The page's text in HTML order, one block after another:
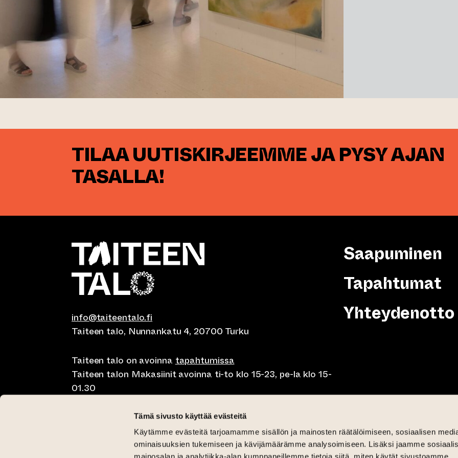
Tämä sivusto käyttää evästeitä
Käytämme evästeitä tarjoamamme sisällön ja mainosten räätälöimiseen, sosiaalisen
ominaisuuksien tukemiseen ja kävijämäärämme analysoimiseen. Lisäksi jaamme
TILAA UUTISKIRJEEMME JA PYSY AJAN
TASALLA!
info@taiteentalo.fi
Taiteen talo, Nunnankatu 4, 20700 Turku
Taiteen talo on avoinna tapahtumissa
Taiteen talon Makasiinit avoinna ti-to klo 15-23, pe-la klo 15-
01.30
Café Elephanten su-ma klo 10-20, ti-to klo 10-23, pe-la klo 10-
Pegasus Taiteen talo ma-pe lounas klo 10.30-15, la lounas klo
Saapuminen
Tapahtumat
Yhteydenotto